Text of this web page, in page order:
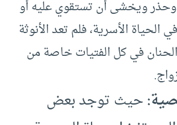
ويخشى أن تستقوي عليه أو
الحياة الأسرية، فلم تعد الأنوثة
في كل الفتيات خاصة من
حيث توجد بعض